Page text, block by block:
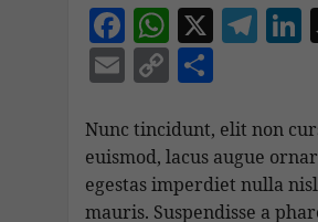
F
ac
e
b
o
o
W
h
at
s
A
p
X T
gr
a
m
E
ai
l
C
p
y
Li
C
n
di
vi
Nunc tincidunt, elit non
euismod, lacus augue
egestas imperdiet nulla
mauris. Suspendisse a